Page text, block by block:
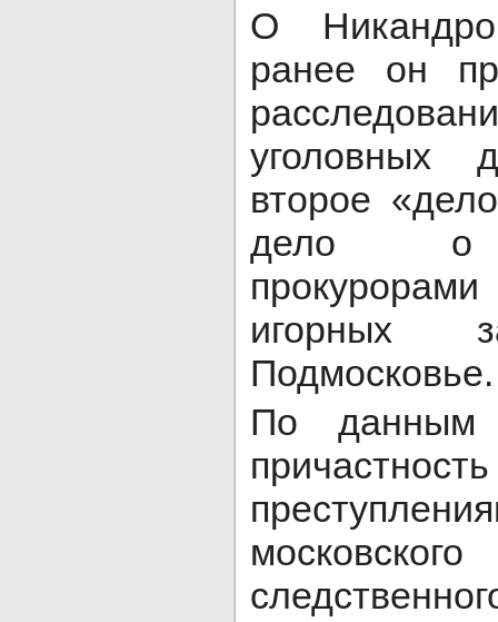
О
ранее он
уголовных
второе
дело о
Подмосковье.
По